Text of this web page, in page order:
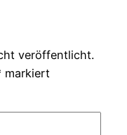
veröffentlicht.
markiert